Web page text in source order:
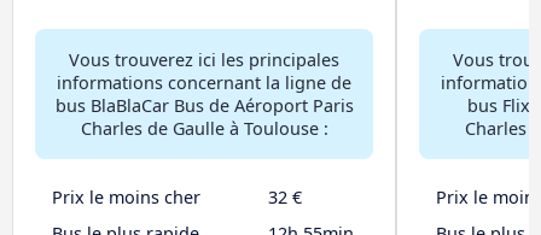
Vous trouverez ici les principales
informations concernant la ligne de
bus BlaBlaCar Bus de Aéroport Paris
Charles de Gaulle à Toulouse :
Prix le moins cher
32 €
Vous
bus
Charles
Prix le